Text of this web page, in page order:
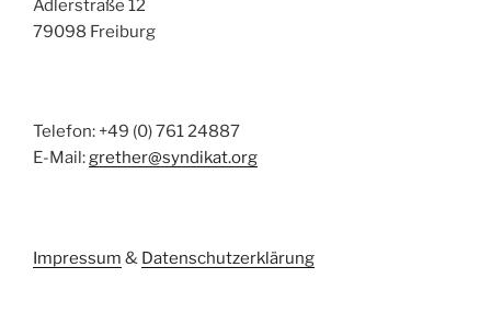
Adlerstraße 12
79098 Freiburg
Telefon: +49 (0) 761 24887
E-Mail:grether@syndikat.org
Impressum & Datenschutzerklärung